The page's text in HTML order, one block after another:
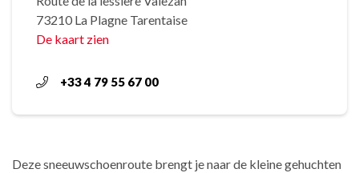
73210 La Plagne Tarentaise
De kaart zien
+33 4 79 55 67 00
Deze sneeuwschoenroute brengt je naar de kleine gehuchten